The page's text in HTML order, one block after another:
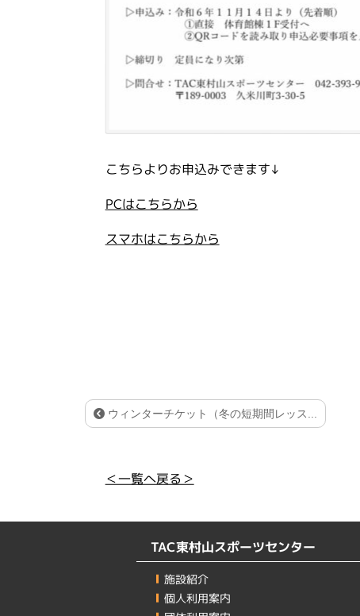
こちらよりお申込みできます↓
PCはこちらから
スマホはこちらから
ウィンターチケット（冬の短期間レッス...
＜一覧へ戻る＞
TAC東村山スポーツセンター
施設紹介
個人利用案内